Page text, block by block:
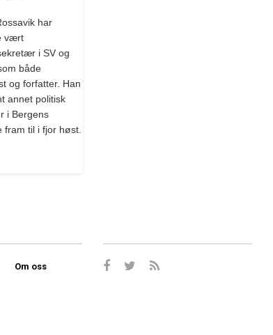
har
vært
i SV og
både
og forfatter. Han
annet politisk
i Bergens
fram til i fjor høst.
Om oss